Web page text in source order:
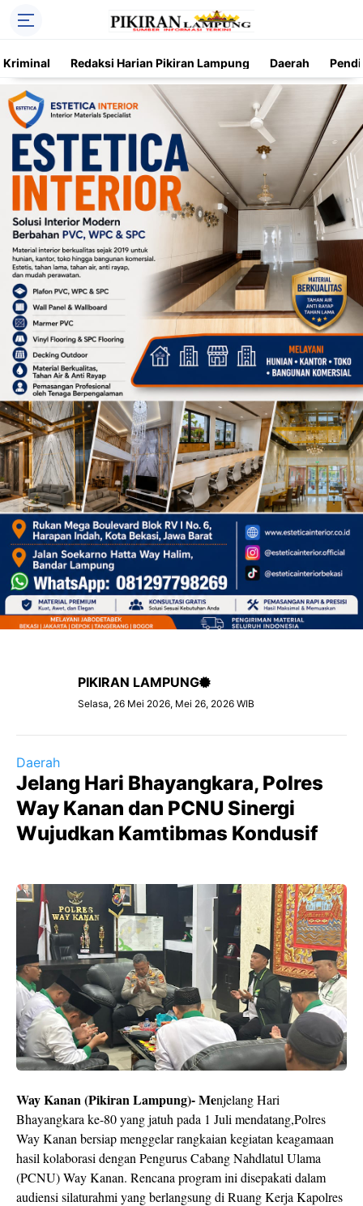
Kriminal Redaksi Harian Pikiran Lampung Daerah
Trending Kriminal Nasional
PIKIRAN LAMPUNG
Selasa, 26 Mei 2026, Mei 26, 2026 WIB
Daerah
Jelang Hari Bhayangkara, Polres
Way Kanan dan PCNU Sinergi
Wujudkan Kamtibmas Kondusif
Way Kanan (Pikiran Lampung)- Menjelang Hari
Bhayangkara ke-80 yang jatuh pada 1 Juli mendatang,Polres
Way Kanan bersiap menggelar rangkaian kegiatan keagamaan
hasil kolaborasi dengan Pengurus Cabang Nahdlatul Ulama
(PCNU) Way Kanan. Rencana program ini disepakati dalam
audiensi silaturahmi yang berlangsung di Ruang Kerja Kapolres